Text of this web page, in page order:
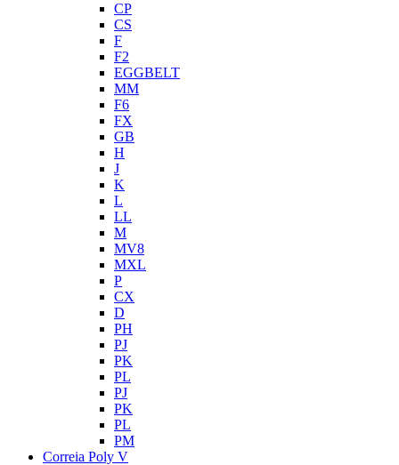
CP
CS
F
F2
EGGBELT
MM
F6
FX
GB
H
J
K
L
LL
M
MV8
MXL
P
CX
D
PH
PJ
PK
PL
PJ
PK
PL
PM
Correia Poly V